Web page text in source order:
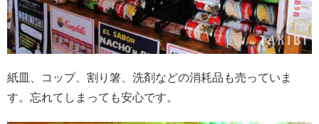
紙皿、コップ、割り箸、洗剤などの消耗品も売っていま
す。忘れてしまっても安心です。